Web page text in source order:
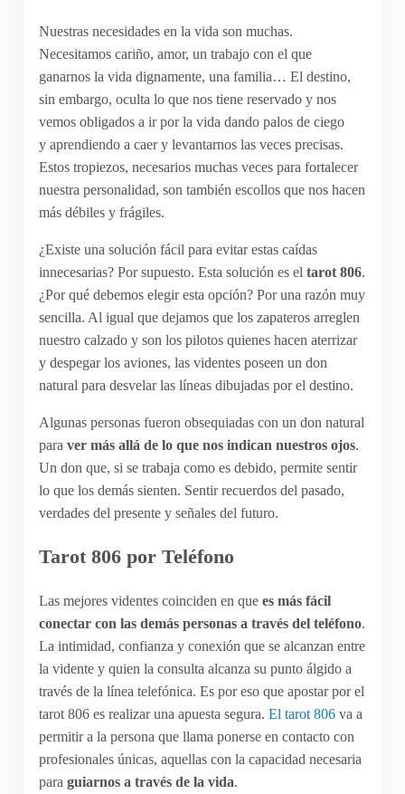
Nuestras necesidades en la vida son muchas.
Necesitamos cariño, amor, un trabajo con el que
ganarnos la vida dignamente, una familia… El destino,
sin embargo, oculta lo que nos tiene reservado y nos
vemos obligados a ir por la vida dando palos de ciego
y aprendiendo a caer y levantarnos las veces precisas.
Estos tropiezos, necesarios muchas veces para fortalecer
nuestra personalidad, son también escollos que nos hacen
más débiles y frágiles.
¿Existe una solución fácil para evitar estas caídas
innecesarias? Por supuesto. Esta solución es el tarot 806.
¿Por qué debemos elegir esta opción? Por una razón muy
sencilla. Al igual que dejamos que los zapateros arreglen
nuestro calzado y son los pilotos quienes hacen aterrizar
y despegar los aviones, las videntes poseen un don
natural para desvelar las líneas dibujadas por el destino.
Algunas personas fueron obsequiadas con un don natural
para ver más allá de lo que nos indican nuestros ojos.
Un don que, si se trabaja como es debido, permite sentir
lo que los demás sienten. Sentir recuerdos del pasado,
verdades del presente y señales del futuro.
Tarot 806 por Teléfono
Las mejores videntes coinciden en que es más fácil
conectar con las demás personas a través del teléfono.
La intimidad, confianza y conexión que se alcanzan entre
la vidente y quien la consulta alcanza su punto álgido a
través de la línea telefónica. Es por eso que apostar por el
tarot 806 es realizar una apuesta segura. El tarot 806va a
permitir a la persona que llama ponerse en contacto con
profesionales únicas, aquellas con la capacidad necesaria
para guiarnos a través de la vida.